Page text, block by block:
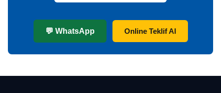
💬 WhatsApp Online Teklif Al